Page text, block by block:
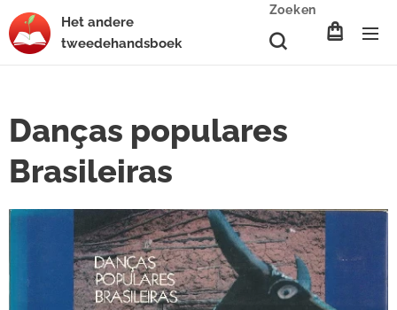
Het andere
tweedehandsboek
Zoeken
Danças populares
Brasileiras